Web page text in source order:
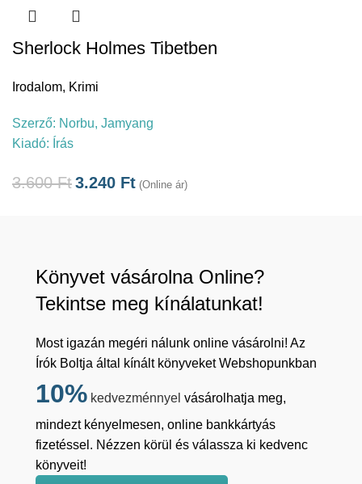
Sherlock Holmes Tibetben
Irodalom, Krimi
Szerző: Norbu, Jamyang
Kiadó: Írás
3.600Ft3.240 Ft (Online ár)
Könyvet vásárolna Online?
Tekintse meg kínálatunkat!
Most igazán megéri nálunk online vásárolni! Az
Írók Boltja által kínált könyveket Webshopunkban
10% kedvezménnyel vásárolhatja meg,
mindezt kényelmesen, online bankkártyás
fizetéssel. Nézzen körül és válassza ki kedvenc
könyveit!